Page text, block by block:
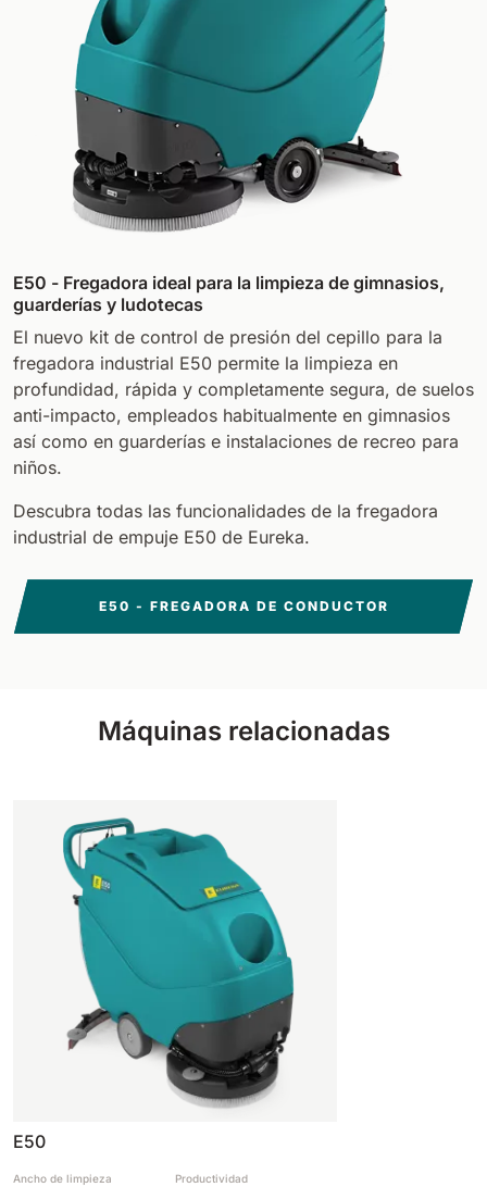
E50 - Fregadora ideal para la limpieza de gimnasios,
guarderías y ludotecas
El nuevo kit de control de presión del cepillo para la
fregadora industrial E50 permite la limpieza en
profundidad, rápida y completamente segura, de suelos
anti-impacto, empleados habitualmente en gimnasios
así como en guarderías e instalaciones de recreo para
niños.
Descubra todas las funcionalidades de la fregadora
industrial de empuje E50 de Eureka.
E50 - FREGADORA DE CONDUCTOR
Máquinas relacionadas
E50
Ancho de limpieza Productividad